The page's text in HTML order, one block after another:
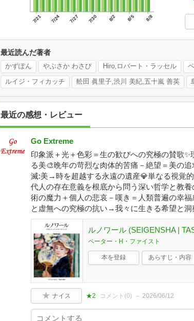
7/21 7/24 7/27 7/30 8/2 8/5 8/8
最近読んだ著者
かずぽん やぶさか わさび Hiro,ロバート・ラッセル
ルイジ・フィカッチ 舩田 眞里子,渋川 美紀,五十嵐 善英
最近の感想・レビュー
Go Extreme
印象派＋光＋色彩＝生の歓びへの究極の賛歌
る美🎨晩年の苛烈な肉体的苦痛－絶望＝美の
滅:美→時を超越する永遠の遺産💎単なる視覚
代人の存在意義を根底から問う深い哲学と教
術の魔力＋個人の悲哀－嘆き＝人類普遍の幸
と虚無への究極の抗い→我々に生きる希望と
ルノワール (SEIGENSHA |
ペーター・H・ファイスト
本を登録 あらすじ・内容
ナイス ★2 コメント(0) 2026/06/12